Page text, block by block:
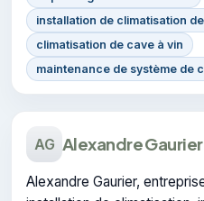
installation de climatisation
climatisation de cave à vin
maintenance de système de
AG Alexandre Gaurier
Alexandre Gaurier,